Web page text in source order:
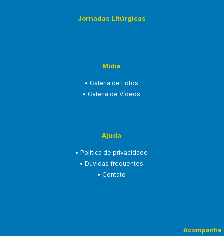
Jornadas Litúrgicas
Mídia
• Galeria de Fotos
• Galeria de Vídeos
Ajuda
• Política de privacidade
• Dúvidas frequentes
• Contato
Acompanhe